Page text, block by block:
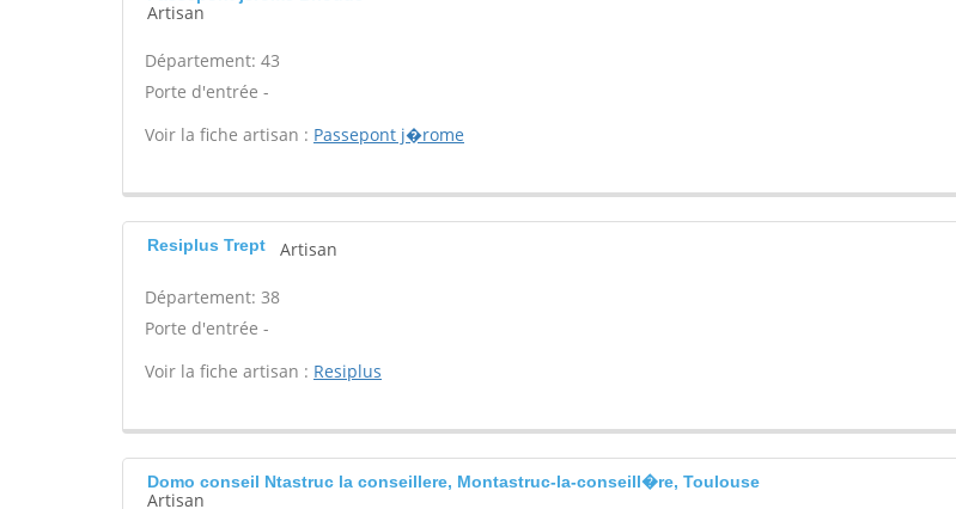
Artisan
Département: 43
Porte d'entrée -
Voir la fiche artisan : Passepont j�rome
Resiplus Trept Artisan
Département: 38
Porte d'entrée -
Voir la fiche artisan : Resiplus
Domo conseil Ntastruc la conseillere, Montastruc-la-conseill�re, Toulouse
Artisan